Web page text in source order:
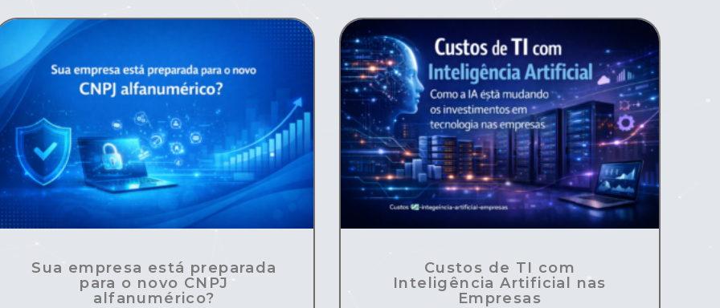
Sua empresa está preparada
para o novo CNPJ
alfanumérico?
Custos de TI com
Inteligência Artificial nas
Empresas